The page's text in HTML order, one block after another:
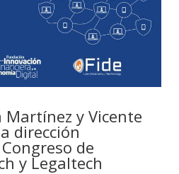
y Vicente
dirección
de
y Legaltech